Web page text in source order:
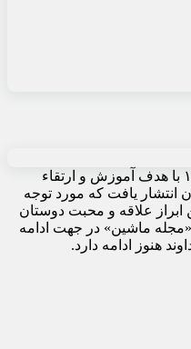
«مجله ماشین» از مهرماه سال ۱۳۵۸ با هدف آموزش و ارتقاء
یافت که مورد توجه
علاقه و محبت دوستان
ماشین» در جهت ادامه
هنوز ادامه دارد.